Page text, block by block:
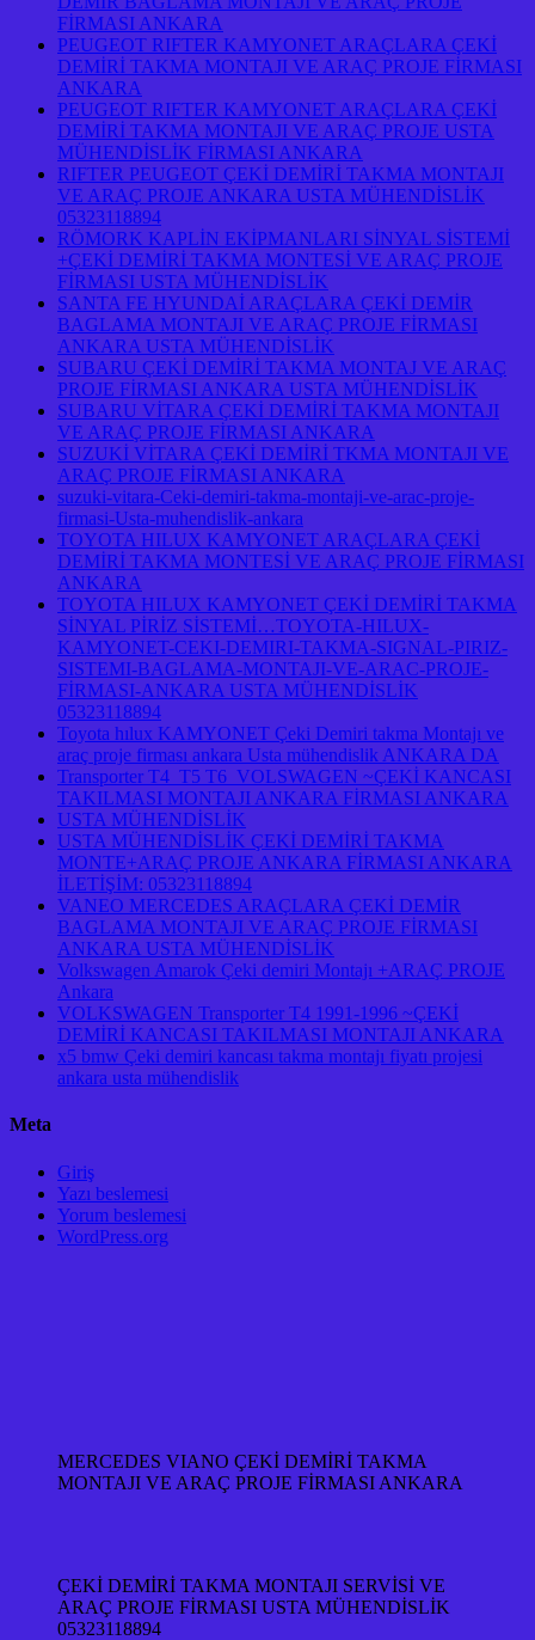
FİRMASI ANKARA
PEUGEOT RIFTER KAMYONET ARAÇLARA ÇEKİ
DEMİRİ TAKMA MONTAJI VE ARAÇ PROJE FİRMASI
ANKARA
PEUGEOT RIFTER KAMYONET ARAÇLARA ÇEKİ
DEMİRİ TAKMA MONTAJI VE ARAÇ PROJE USTA
MÜHENDİSLİK FİRMASI ANKARA
RIFTER PEUGEOT ÇEKİ DEMİRİ TAKMA MONTAJI
VE ARAÇ PROJE ANKARA USTA MÜHENDİSLİK
05323118894
RÖMORK KAPLİN EKİPMANLARI SİNYAL SİSTEMİ
+ÇEKİ DEMİRİ TAKMA MONTESİ VE ARAÇ PROJE
FİRMASI USTA MÜHENDİSLİK
SANTA FE HYUNDAİ ARAÇLARA ÇEKİ DEMİR
BAGLAMA MONTAJI VE ARAÇ PROJE FİRMASI
ANKARA USTA MÜHENDİSLİK
SUBARU ÇEKİ DEMİRİ TAKMA MONTAJ VE ARAÇ
PROJE FİRMASI ANKARA USTA MÜHENDİSLİK
SUBARU VİTARA ÇEKİ DEMİRİ TAKMA MONTAJI
VE ARAÇ PROJE FİRMASI ANKARA
SUZUKİ VİTARA ÇEKİ DEMİRİ TKMA MONTAJI VE
ARAÇ PROJE FİRMASI ANKARA
suzuki-vitara-Ceki-demiri-takma-montaji-ve-arac-proje-
firmasi-Usta-muhendislik-ankara
TOYOTA HILUX KAMYONET ARAÇLARA ÇEKİ
DEMİRİ TAKMA MONTESİ VE ARAÇ PROJE FİRMASI
ANKARA
TOYOTA HILUX KAMYONET ÇEKİ DEMİRİ TAKMA
SİNYAL PİRİZ SİSTEMİ…TOYOTA-HILUX-
KAMYONET-CEKI-DEMIRI-TAKMA-SIGNAL-PIRIZ-
SISTEMI-BAGLAMA-MONTAJI-VE-ARAC-PROJE-
FİRMASI-ANKARA USTA MÜHENDİSLİK
05323118894
Toyota hılux KAMYONET Çeki Demiri takma Montajı ve
araç proje firması ankara Usta mühendislik ANKARA DA
Transporter T4 T5 T6 VOLSWAGEN ~ÇEKİ KANCASI
TAKILMASI MONTAJI ANKARA FİRMASI ANKARA
USTA MÜHENDİSLİK
USTA MÜHENDİSLİK ÇEKİ DEMİRİ TAKMA
MONTE+ARAÇ PROJE ANKARA FİRMASI ANKARA
İLETİŞİM: 05323118894
VANEO MERCEDES ARAÇLARA ÇEKİ DEMİR
BAGLAMA MONTAJI VE ARAÇ PROJE FİRMASI
ANKARA USTA MÜHENDİSLİK
Volkswagen Amarok Çeki demiri Montajı +ARAÇ PROJE
Ankara
VOLKSWAGEN Transporter T4 1991-1996 ~ÇEKİ
DEMİRİ KANCASI TAKILMASI MONTAJI ANKARA
x5 bmw Çeki demiri kancası takma montajı fiyatı projesi
ankara usta mühendislik
Meta
Giriş
Yazı beslemesi
Yorum beslemesi
WordPress.org
MERCEDES VIANO ÇEKİ DEMİRİ TAKMA
MONTAJI VE ARAÇ PROJE FİRMASI ANKARA
ÇEKİ DEMİRİ TAKMA MONTAJI SERVİSİ VE
ARAÇ PROJE FİRMASI USTA MÜHENDİSLİK
05323118894